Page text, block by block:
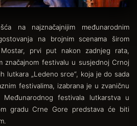
na najznačajnijim međunarodnim
na brojnim scenama širom
prvi put nakon zadnjeg rata,
značajnom festivalu u susjednoj Crnoj
lutkara „Ledeno srce“, koja je do sada
festivalima, izabrana je u zvaničnu
Međunarodnog festivala lutkarstva u
gradu Crne Gore predstava će biti